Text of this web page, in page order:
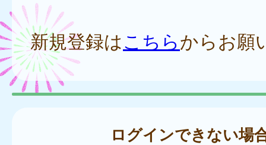
新規登録はこちらからお願
ログインできない場